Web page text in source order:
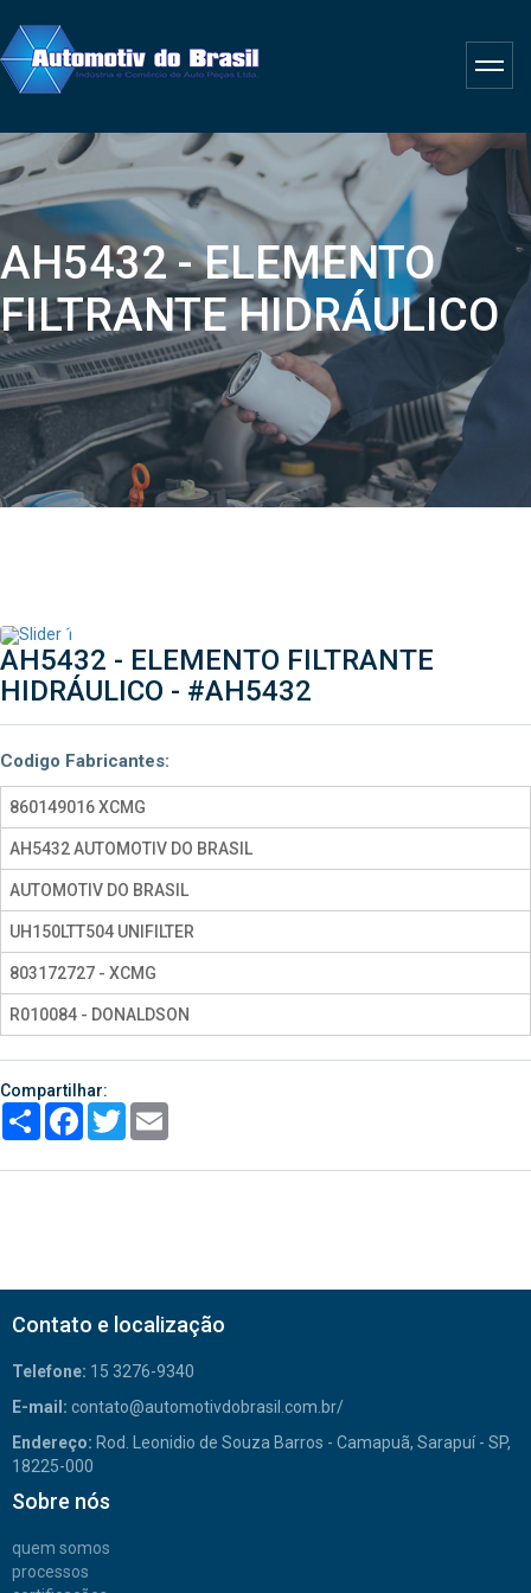
AH5432 - ELEMENTO
FILTRANTE HIDRÁULICO
AH5432 - ELEMENTO FILTRANTE
HIDRÁULICO - #AH5432
Codigo Fabricantes:
860149016 XCMG
AH5432 AUTOMOTIV DO BRASIL
AUTOMOTIV DO BRASIL
UH150LTT504 UNIFILTER
803172727 - XCMG
R010084 - DONALDSON
Compartilhar:
Share Facebook
Twitter
Contato e localização
Telefone: 15 3276-9340
E-mail: contato@automotivdobrasil.com.br/
Endereço: Rod. Leonidio de Souza Barros - Camapuã, Sarapuí - SP,
18225-000
Sobre nós
quem somos
processos